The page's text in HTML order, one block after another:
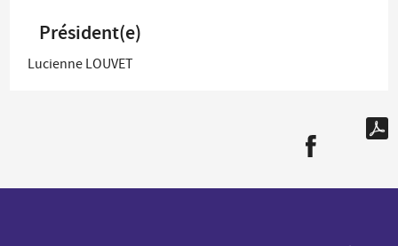
Président(e)
Lucienne LOUVET